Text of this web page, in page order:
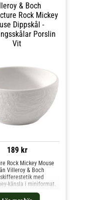
Från serien Lave.-
för ett unikt
av lergods.-
stil. Skötselråd för
Tål mikrovågsugn.- Tål
Shoppa
och mer Skålar &
& Boch
Rock Mickey
Dippskål -
Porslin
Vit
189 kr
Rock Mickey Mouse
Villeroy & Boch
med
känsla i miniformat.
stenlika ytan och de
Mickey Mouse-